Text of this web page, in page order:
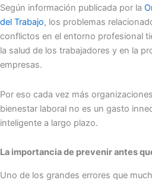
Según información publicada por la
del Trabajo, los problemas
conflictos en el entorno profesional
la salud de los trabajadores y en la
empresas.
Por eso cada vez más
bienestar laboral no es un gasto
inteligente a largo plazo.
La importancia de prevenir antes
Uno de los grandes errores que